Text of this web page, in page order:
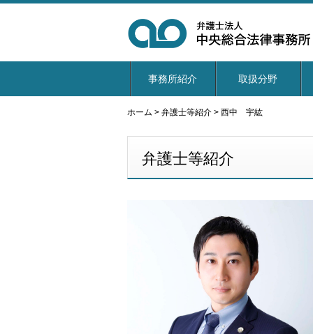
事務所紹介 取扱分野
ホーム > 弁護士等紹介 > 西中 宇紘
弁護士等紹介